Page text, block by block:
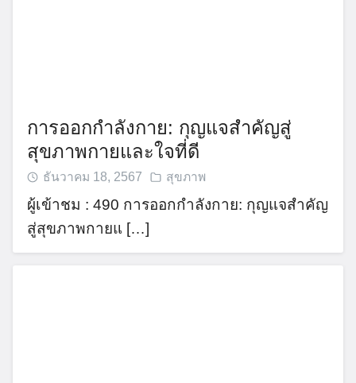
การออกกำลังกาย: กุญแจสำคัญสู่
สุขภาพกายและใจที่ดี
ธันวาคม 18, 2567 สุขภาพ
ผู้เข้าชม : 490 การออกกำลังกาย: กุญแจสำคัญ
สู่สุขภาพกายแ […]